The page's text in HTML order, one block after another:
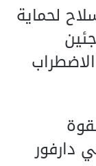
لحماية
دارفور